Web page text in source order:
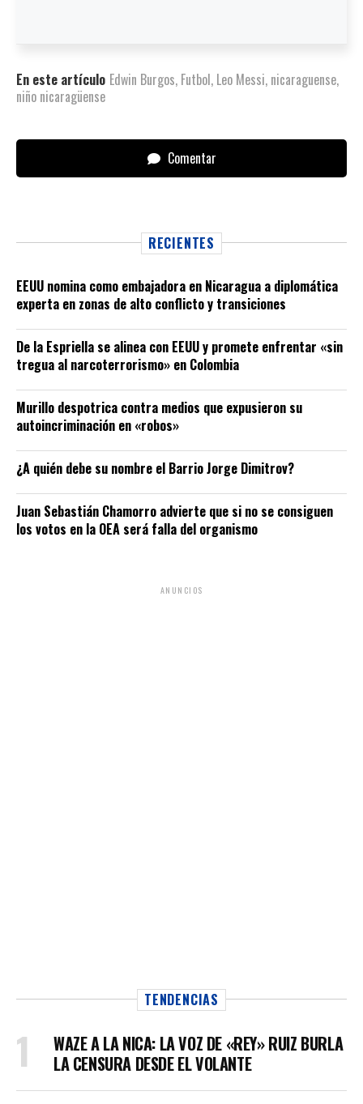
En este artículo Edwin Burgos, Futbol, Leo Messi, nicaraguense,
niño nicaragüense
Comentar
RECIENTES
EEUU nomina como embajadora en Nicaragua a diplomática
experta en zonas de alto conflicto y transiciones
De la Espriella se alinea con EEUU y promete enfrentar «sin
tregua al narcoterrorismo» en Colombia
Murillo despotrica contra medios que expusieron su
autoincriminación en «robos»
¿A quién debe su nombre el Barrio Jorge Dimitrov?
Juan Sebastián Chamorro advierte que si no se consiguen
los votos en la OEA será falla del organismo
ANUNCIOS
TENDENCIAS
WAZE A LA NICA: LA VOZ DE «REY» RUIZ BURLA
LA CENSURA DESDE EL VOLANTE